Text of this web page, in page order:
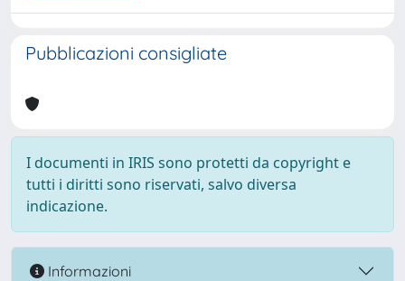
Pubblicazioni consigliate
I documenti in IRIS sono protetti da copyright e
tutti i diritti sono riservati, salvo diversa
indicazione.
Informazioni